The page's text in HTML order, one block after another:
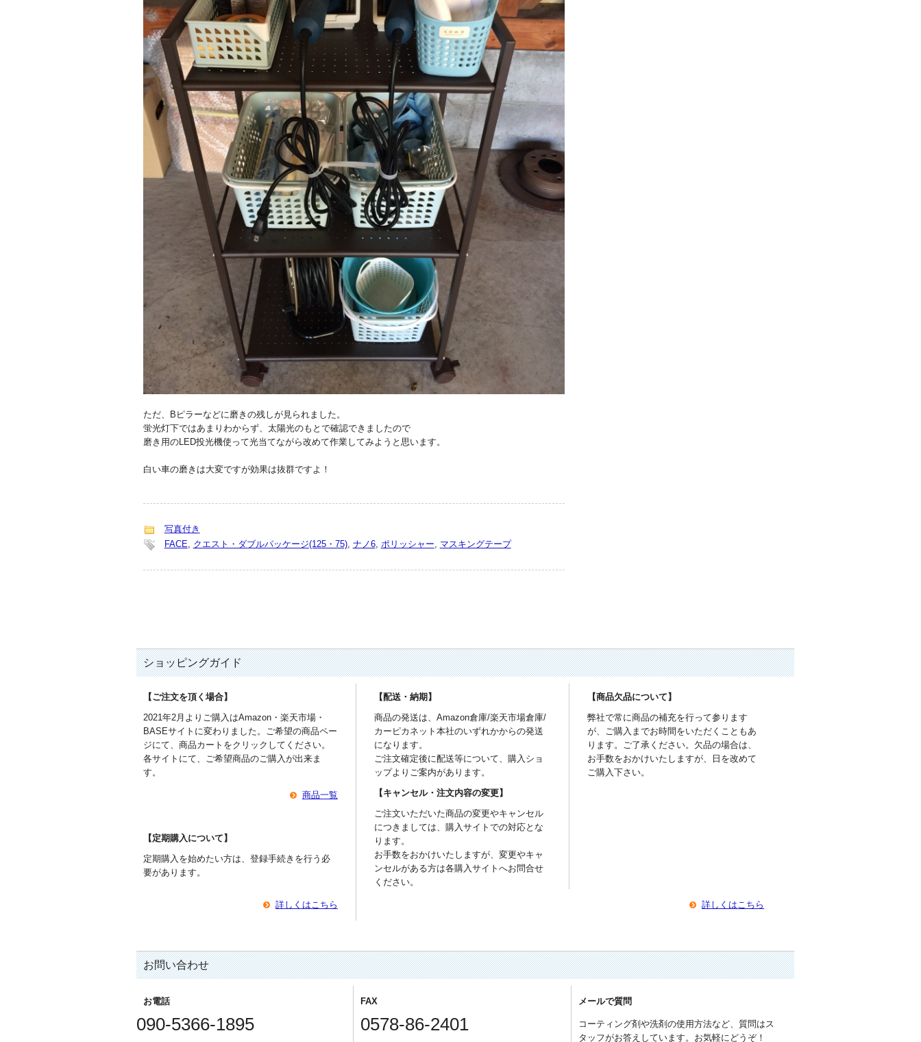
ただ、Bピラーなどに磨きの残しが見られました。
蛍光灯下ではあまりわからず、太陽光のもとで確認できましたので
磨き用のLED投光機使って光当てながら改めて作業してみようと思います。
白い車の磨きは大変ですが効果は抜群ですよ！
写真付き
FACE, クエスト・ダブルパッケージ(125・75), ナノ6, ポリッシャー, マスキングテープ
ショッピングガイド
【ご注文を頂く場合】
2021年2月よりご購入はAmazon・楽天市場・
BASEサイトに変わりました。ご希望の商品ペー
ジにて、商品カートをクリックしてください。
各サイトにて、ご希望商品のご購入が出来ま
す。
商品一覧
【定期購入について】
定期購入を始めたい方は、登録手続きを行う必
要があります。
詳しくはこちら
【配送・納期】
商品の発送は、Amazon倉庫/楽天市場倉庫/
カーピカネット本社のいずれかからの発送
になります。
ご注文確定後に配送等について、購入ショ
ップよりご案内があります。
【キャンセル・注文内容の変更】
ご注文いただいた商品の変更やキャンセル
につきましては、購入サイトでの対応とな
ります。
お手数をおかけいたしますが、変更やキャ
ンセルがある方は各購入サイトへお問合せ
ください。
【商品欠品について】
弊社で常に商品の補充を行って参ります
が、ご購入までお時間をいただくこともあ
ります。ご了承ください。欠品の場合は、
お手数をおかけいたしますが、日を改めて
ご購入下さい。
詳しくはこちら
お問い合わせ
お電話
090-5366-1895
FAX
0578-86-2401
メールで質問
コーティング剤や洗剤の使用方法など、質問はス
タッフがお答えしています。お気軽にどうぞ！